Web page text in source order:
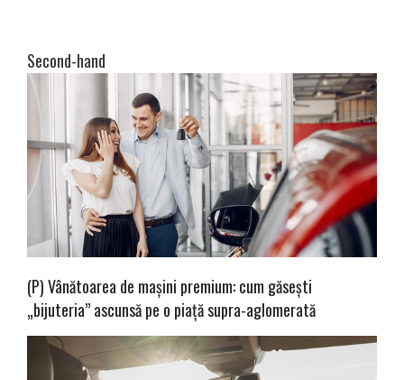
Second-hand
(P) Vânătoarea de mașini premium: cum găsești
„bijuteria” ascunsă pe o piață supra-aglomerată